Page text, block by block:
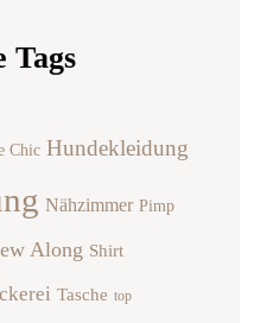
Tags
Chic Hundekleidung
Nähzimmer Pimp
Along Shirt
Tasche top